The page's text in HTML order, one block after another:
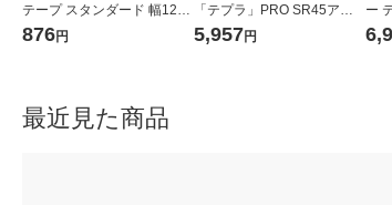
テープ スタンダード 幅12m
m 白ラベル(黒文字) SS12K
876円
「テプラ」PRO SR45アオ 1
台
5,957円
ー
シ
最近見た商品